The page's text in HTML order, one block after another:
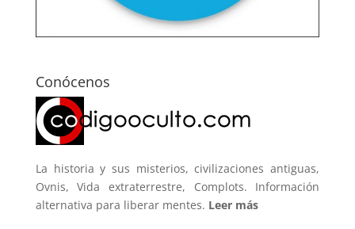
Conócenos
La historia y sus misterios, civilizaciones antiguas,
Ovnis, Vida extraterrestre, Complots. Información
alternativa para liberar mentes. Leer más